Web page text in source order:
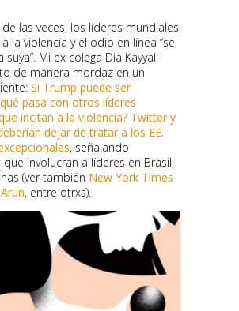
las veces, los líderes mundiales
la violencia y el odio en línea “se
suya”. Mi ex colega Dia Kayyali
de manera mordaz en un
Si Trump puede ser
pasa con otros líderes
incitan a la violencia? Twitter y
dejar de tratar a los EE.
, señalando
involucran a líderes en Brasil,
(ver también New York Times
, entre otrxs).